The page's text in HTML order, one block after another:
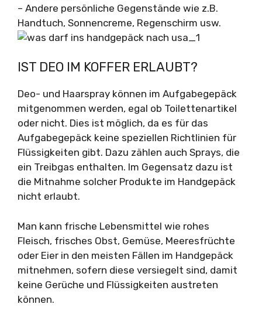
– Andere persönliche Gegenstände wie z.B.
Handtuch, Sonnencreme, Regenschirm usw.
IST DEO IM KOFFER ERLAUBT?
Deo- und Haarspray können im Aufgabegepäck
mitgenommen werden, egal ob Toilettenartikel
oder nicht. Dies ist möglich, da es für das
Aufgabegepäck keine speziellen Richtlinien für
Flüssigkeiten gibt. Dazu zählen auch Sprays, die
ein Treibgas enthalten. Im Gegensatz dazu ist
die Mitnahme solcher Produkte im Handgepäck
nicht erlaubt.
Man kann frische Lebensmittel wie rohes
Fleisch, frisches Obst, Gemüse, Meeresfrüchte
oder Eier in den meisten Fällen im Handgepäck
mitnehmen, sofern diese versiegelt sind, damit
keine Gerüche und Flüssigkeiten austreten
können.